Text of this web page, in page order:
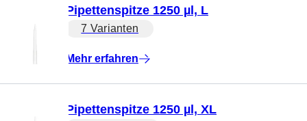
Pipettenspitze 1250 µl, L
7 Varianten
Mehr erfahren
Pipettenspitze 1250 µl, XL